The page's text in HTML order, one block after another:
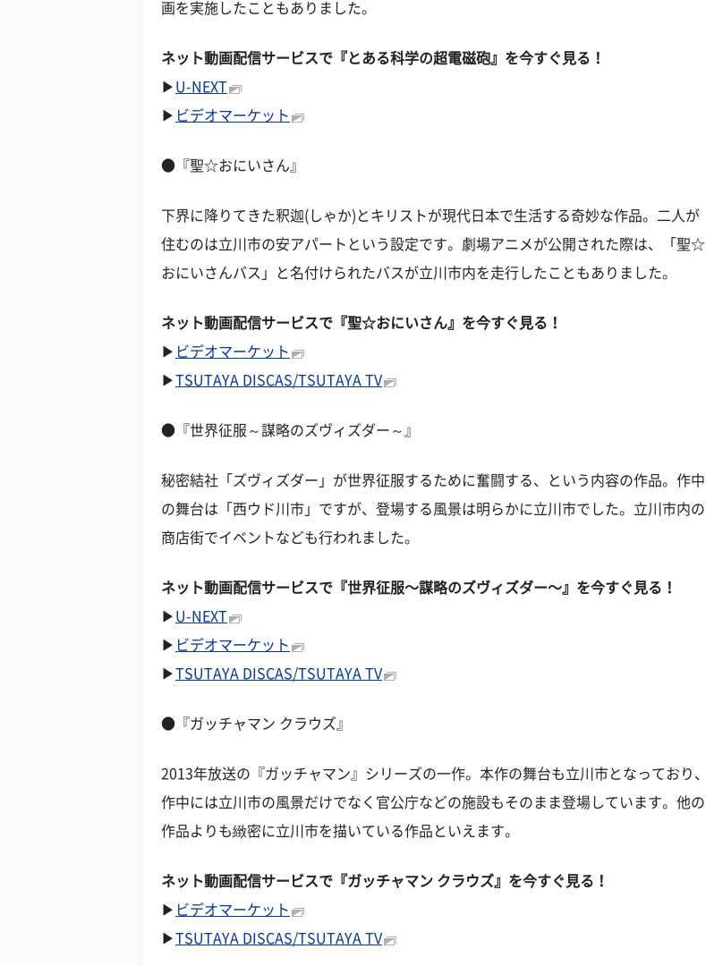
画を実施したこともありました。
ネット動画配信サービスで『とある科学の超電磁砲』を今すぐ見る！
▶ U-NEXT
▶ ビデオマーケット
●『聖☆おにいさん』
下界に降りてきた釈迦(しゃか)とキリストが現代日本で生活する奇妙な作品。二人が
住むのは立川市の安アパートという設定です。劇場アニメが公開された際は、「聖☆
おにいさんバス」と名付けられたバスが立川市内を走行したこともありました。
ネット動画配信サービスで『聖☆おにいさん』を今すぐ見る！
▶ ビデオマーケット
▶TSUTAYA DISCAS/TSUTAYA TV
●『世界征服～謀略のズヴィズダー～』
秘密結社「ズヴィズダー」が世界征服するために奮闘する、という内容の作品。作中
の舞台は「西ウド川市」ですが、登場する風景は明らかに立川市でした。立川市内の
商店街でイベントなども行われました。
ネット動画配信サービスで『世界征服～謀略のズヴィズダー～』を今すぐ見る！
▶ U-NEXT
▶ ビデオマーケット
▶TSUTAYA DISCAS/TSUTAYA TV
●『ガッチャマン クラウズ』
2013年放送の『ガッチャマン』シリーズの一作。本作の舞台も立川市となっており、
作中には立川市の風景だけでなく官公庁などの施設もそのまま登場しています。他の
作品よりも緻密に立川市を描いている作品といえます。
ネット動画配信サービスで『ガッチャマン クラウズ』を今すぐ見る！
▶ ビデオマーケット
▶TSUTAYA DISCAS/TSUTAYA TV